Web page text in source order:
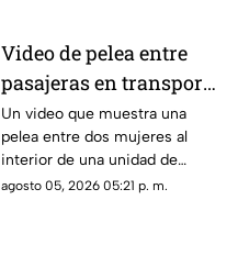
Video de pelea entre
pasajeras en transporte
público se vuelve viral
en redes sociales
Un video que muestra una
pelea entre dos mujeres al
interior de una unidad de
transporte público comenzó a
agosto 05, 2026 05:21 p. m.